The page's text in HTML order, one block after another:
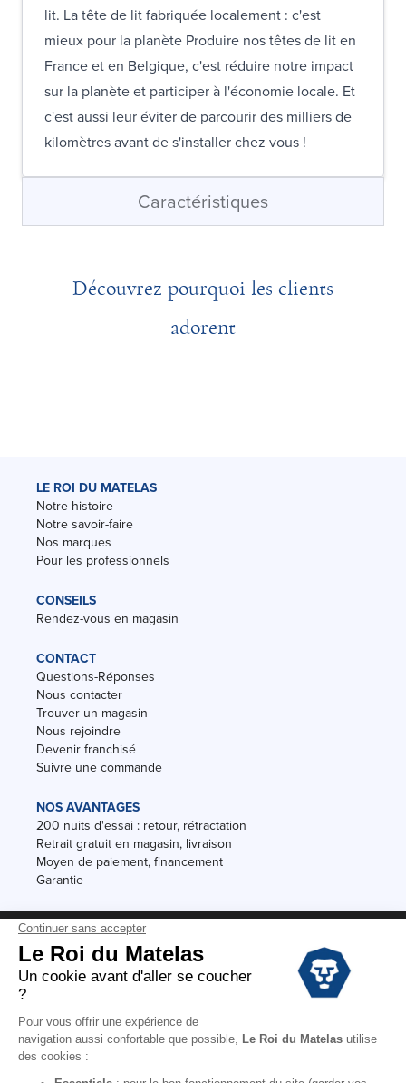
lit. La tête de lit fabriquée localement : c'est
mieux pour la planète Produire nos têtes de lit en
France et en Belgique, c'est réduire notre impact
sur la planète et participer à l'économie locale. Et
c'est aussi leur éviter de parcourir des milliers de
kilomètres avant de s'installer chez vous !
Caractéristiques
Découvrez pourquoi les clients
adorent
LE ROI DU MATELAS
Notre histoire
Notre savoir-faire
Nos marques
Pour les professionnels
CONSEILS
Rendez-vous en magasin
CONTACT
Questions-Réponses
Nous contacter
Trouver un magasin
Nous rejoindre
Devenir franchisé
Suivre une commande
NOS AVANTAGES
200 nuits d'essai : retour, rétractation
Retrait gratuit en magasin, livraison
Moyen de paiement, financement
Garantie
Conditions des offres
Black Friday
Destockage
Conditions Générales de vente magasin